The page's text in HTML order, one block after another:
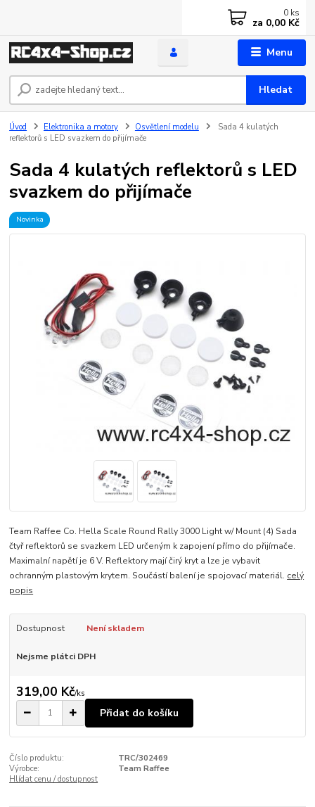
Menu
Hledat
0 ks
za 0,00 Kč
Úvod Elektronika a motory Osvětlení modelu
Sada 4 kulatých
reflektorů s LED svazkem do přijímače
Sada 4 kulatých reflektorů s LED
svazkem do přijímače
Novinka
Team Raffee Co. Hella Scale Round Rally 3000 Light w/ Mount (4) Sada
čtyř reflektorů se svazkem LED určeným k zapojení přímo do přijímače.
Maximalní napětí je 6 V. Reflektory mají čirý kryt a lze je vybavit
ochranným plastovým krytem. Součástí balení je spojovací materiál. celý
popis
Dostupnost Není skladem
Nejsme plátci DPH
319,00 Kč/ks
Přidat do košíku
Číslo produktu:
TRC/302469
Výrobce:
Team Raffee
Hlídat cenu / dostupnost